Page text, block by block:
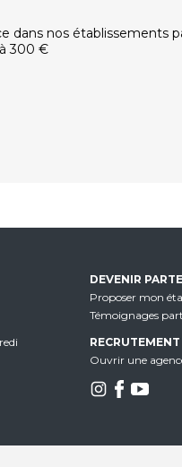
dans nos établissements
300 €
DEVENIR
Proposer mon
Témoignages
RECRUTEMENT
Ouvrir une